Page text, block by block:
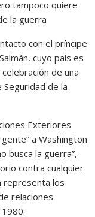
tampoco quiere
la guerra
con el príncipe
cuyo país es
de una
de la
Exteriores
a Washington
busca la guerra”,
contra cualquier
representa los
relaciones